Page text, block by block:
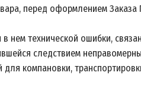
перед оформлением
нем технической ошибки,
следствием
компановки,